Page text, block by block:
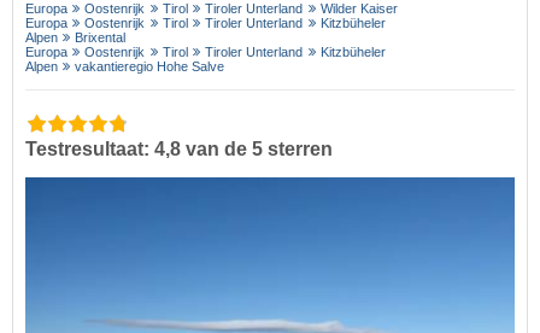
Europa Oostenrijk Tirol Tiroler Unterland
Wilder Kaiser
Europa
Oostenrijk Tirol Tiroler Unterland
Kitzbüheler
Alpen
Brixental
Europa
Oostenrijk Tirol Tiroler Unterland
Kitzbüheler
Alpen
vakantieregio Hohe Salve
Testresultaat: 4,8 van de 5 sterren